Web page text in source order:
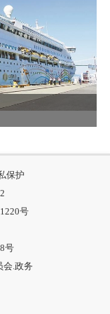
保护
号
号
会.政务